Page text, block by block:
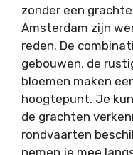
zonder een
Amsterdam zijn
reden. De
gebouwen, de
bloemen maken
hoogtepunt. Je
de grachten
rondvaarten
nemen je mee